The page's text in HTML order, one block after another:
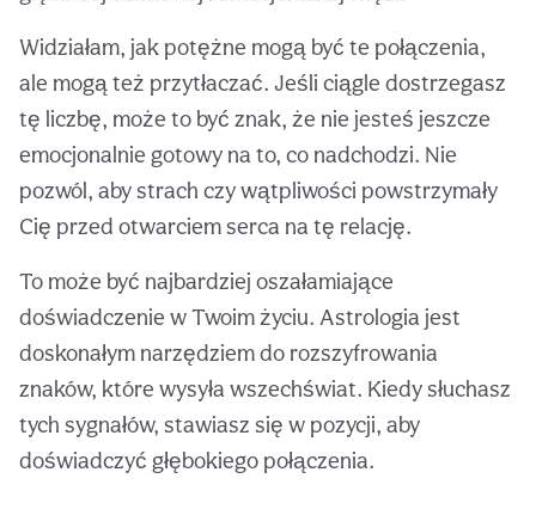
Widziałam, jak potężne mogą być te połączenia,
ale mogą też przytłaczać. Jeśli ciągle dostrzegasz
tę liczbę, może to być znak, że nie jesteś jeszcze
emocjonalnie gotowy na to, co nadchodzi. Nie
pozwól, aby strach czy wątpliwości powstrzymały
Cię przed otwarciem serca na tę relację.
To może być najbardziej oszałamiające
doświadczenie w Twoim życiu. Astrologia jest
doskonałym narzędziem do rozszyfrowania
znaków, które wysyła wszechświat. Kiedy słuchasz
tych sygnałów, stawiasz się w pozycji, aby
doświadczyć głębokiego połączenia.